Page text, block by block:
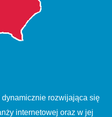
rozwijająca się
internetowej oraz w jej